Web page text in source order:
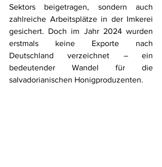
Sektors beigetragen, sondern auch
zahlreiche Arbeitsplätze in der Imkerei
gesichert. Doch im Jahr 2024 wurden
erstmals keine Exporte nach
Deutschland verzeichnet – ein
bedeutender Wandel für die
salvadorianischen Honigproduzenten.